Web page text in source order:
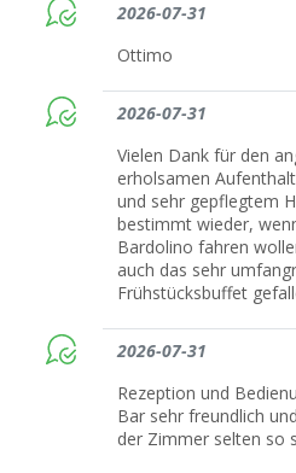
2026-07-31
Ottimo
2026-07-31
Vielen Dank für den
erholsamen
und sehr gepflegtem
bestimmt wieder,
Bardolino fahren
auch das sehr
Frühstücksbuffet
2026-07-31
Rezeption und
Bar sehr freundlich
der Zimmer selten so